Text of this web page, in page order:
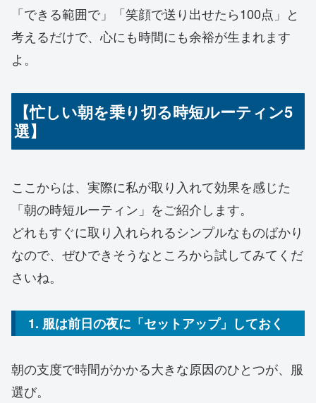
「できる範囲で」「笑顔で送り出せたら100点」と
考えるだけで、心にも時間にも余裕が生まれます
よ。
【忙しい朝を乗り切る時短ルーティン5
選】
ここからは、実際に私が取り入れて効果を感じた
「朝の時短ルーティン」をご紹介します。
どれもすぐに取り入れられるシンプルなものばかり
なので、ぜひできそうなところから試してみてくだ
さいね。
1. 服は前日の夜に「セットアップ」しておく
朝の支度で時間がかかる大きな原因のひとつが、服
選び。